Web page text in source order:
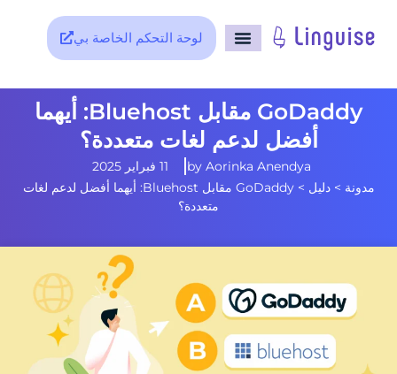
لوحة التحكم الخاصة بي
GoDaddy مقابل Bluehost: أيهما
أفضل لدعم لغات متعددة؟
by Aorinka Anendya
11 فبراير 2025
مدونة >دليل >
GoDaddy مقابل Bluehost: أيهما أفضل لدعم لغات
متعددة؟